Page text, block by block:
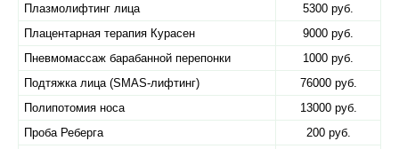
Плазмолифтинг лица
5300 руб.
Плацентарная терапия Курасен
9000 руб.
Пневмомассаж барабанной перепонки
1000 руб.
Подтяжка лица (SMAS-лифтинг)
76000 руб.
Полипотомия носа
13000 руб.
Проба Реберга
200 руб.